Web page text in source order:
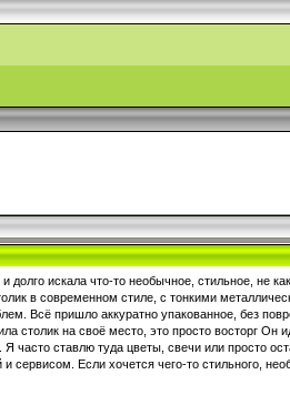
искала что-то необычное, стильное, не
в современном стиле, с тонкими
Всё пришло аккуратно упакованное, без
столик на своё место, это просто восторг Он
часто ставлю туда цветы, свечи или просто
сервисом. Если хочется чего-то стильного,